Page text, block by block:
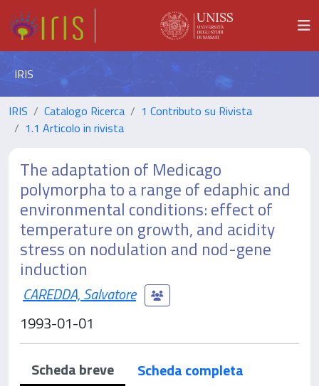
IRIS
IRIS Catalogo Ricerca
1 Contributo su Rivista
1.1 Articolo in rivista
The adaptation of Medicago
polymorpha to a range of edaphic and
environmental conditions: effect of
temperature on growth, and acidity
stress on nodulation and nod-gene
induction
CAREDDA, Salvatore
1993-01-01
Scheda breve
Scheda completa